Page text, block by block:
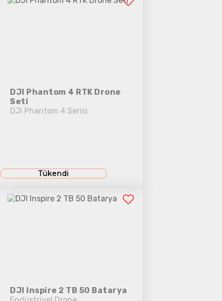
DJI Phantom 4 RTK Drone
Seti
DJI Phantom 4 Serisi
Tükendi
DJI Inspire 2 TB 50 Batarya